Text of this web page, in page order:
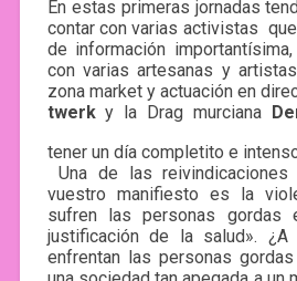
En estas primeras jornadas
contar con varias activistas
de información
con varias artesanas y
zona market y actuación en
twerky la Drag murciana
tener un día completito e
Una de las
vuestro manifiesto es la
sufren las personas gordas
justificación de la salud». ¿A
enfrentan las personas